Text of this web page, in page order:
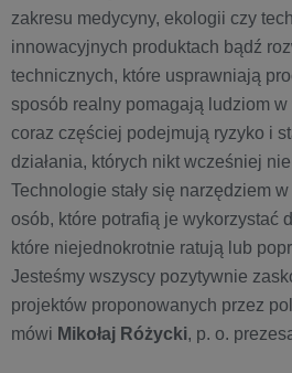
zakresu medycyny, ekologii czy
innowacyjnych produktach bądź
technicznych, które usprawniają
sposób realny pomagają ludziom
coraz częściej podejmują ryzyko i
działania, których nikt wcześniej
Technologie stały się narzędziem
osób, które potrafią je wykorzystać
które niejednokrotnie ratują lub
Jesteśmy wszyscy pozytywnie
projektów proponowanych przez
mówi Mikołaj Różycki, p. o.